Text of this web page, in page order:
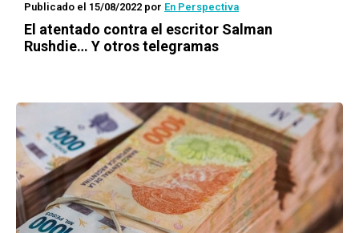
Publicado el 15/08/2022 por En Perspectiva
El atentado contra el escritor Salman
Rushdie… Y otros telegramas